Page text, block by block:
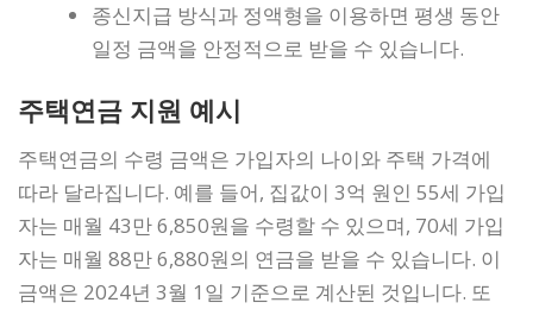
종신지급 방식과 정액형을 이용하면 평생 동안
일정 금액을 안정적으로 받을 수 있습니다.
주택연금 지원 예시
주택연금의 수령 금액은 가입자의 나이와 주택 가격에
따라 달라집니다. 예를 들어, 집값이 3억 원인 55세 가입
자는 매월 43만 6,850원을 수령할 수 있으며, 70세 가입
자는 매월 88만 6,880원의 연금을 받을 수 있습니다. 이
금액은 2024년 3월 1일 기준으로 계산된 것입니다. 또